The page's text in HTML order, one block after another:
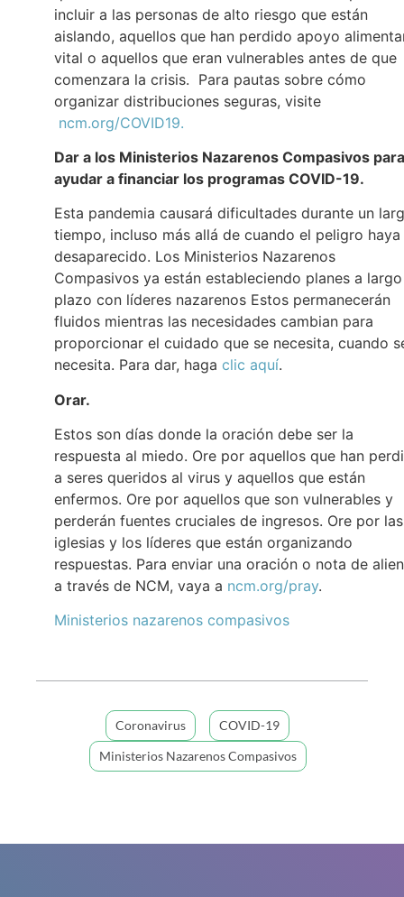
incluir a las personas de alto riesgo que están
aislando, aquellos que han perdido apoyo
vital o aquellos que eran vulnerables antes de que
comenzara la crisis. Para pautas sobre cómo
organizar distribuciones seguras, visite
ncm.org/COVID19.
Dar a los Ministerios Nazarenos Compasivos para
ayudar a financiar los programas COVID-19.
Esta pandemia causará dificultades durante un
tiempo, incluso más allá de cuando el peligro haya
desaparecido. Los Ministerios Nazarenos
Compasivos ya están estableciendo planes a largo
plazo con líderes nazarenos Estos permanecerán
fluidos mientras las necesidades cambian para
proporcionar el cuidado que se necesita, cuando
necesita. Para dar, haga clic aquí.
Orar.
Estos son días donde la oración debe ser la
respuesta al miedo. Ore por aquellos que han
a seres queridos al virus y aquellos que están
enfermos. Ore por aquellos que son vulnerables y
perderán fuentes cruciales de ingresos. Ore por las
iglesias y los líderes que están organizando
respuestas. Para enviar una oración o nota de
a través de NCM, vaya a ncm.org/pray.
Ministerios nazarenos compasivos
Coronavirus
COVID-19
Ministerios Nazarenos Compasivos